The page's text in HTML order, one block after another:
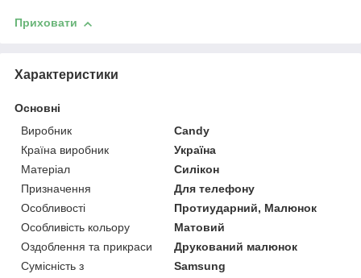
Приховати
Характеристики
Основні
Виробник
Candy
Країна виробник
Україна
Матеріал
Силікон
Призначення
Для телефону
Особливості
Протиударний, Малюнок
Особливість кольору
Матовий
Оздоблення та прикраси
Друкований малюнок
Сумісність з
Samsung